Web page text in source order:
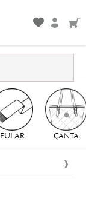
FULAR ÇANTA